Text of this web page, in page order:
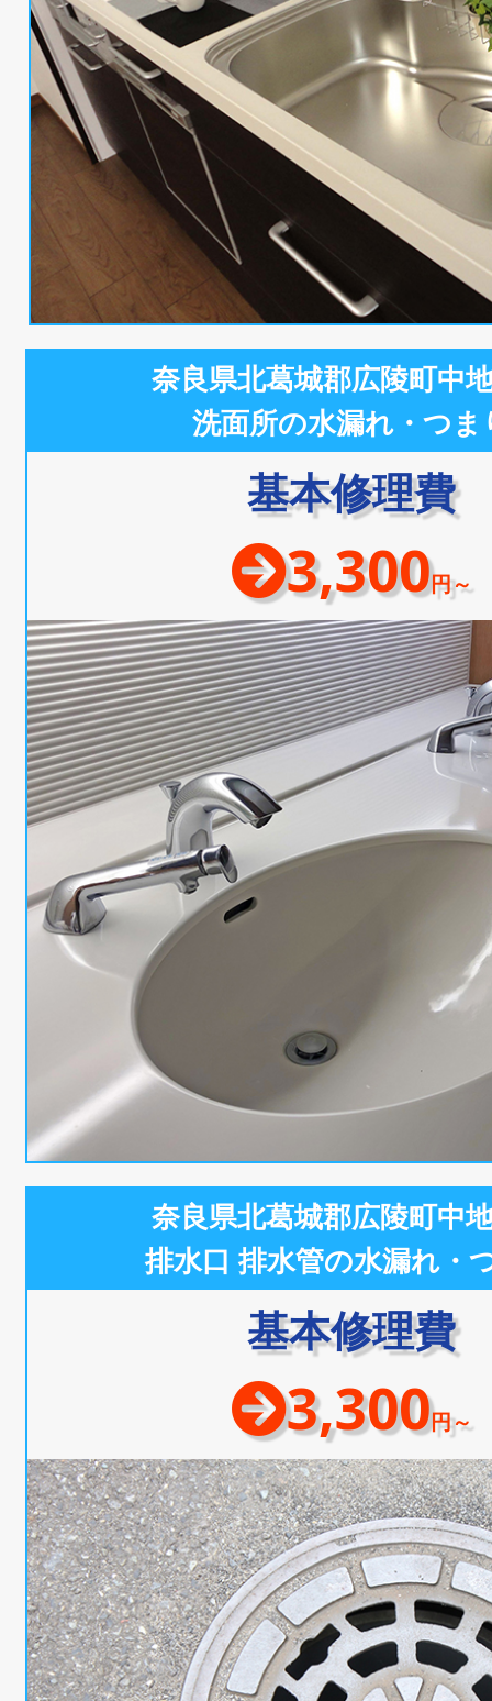
奈良県北葛城郡広陵町中
洗面所の水漏れ・つま
基本修理費
3,300円～
奈良県北葛城郡広陵町中
排水口 排水管の水漏れ・
基本修理費
3,300円～